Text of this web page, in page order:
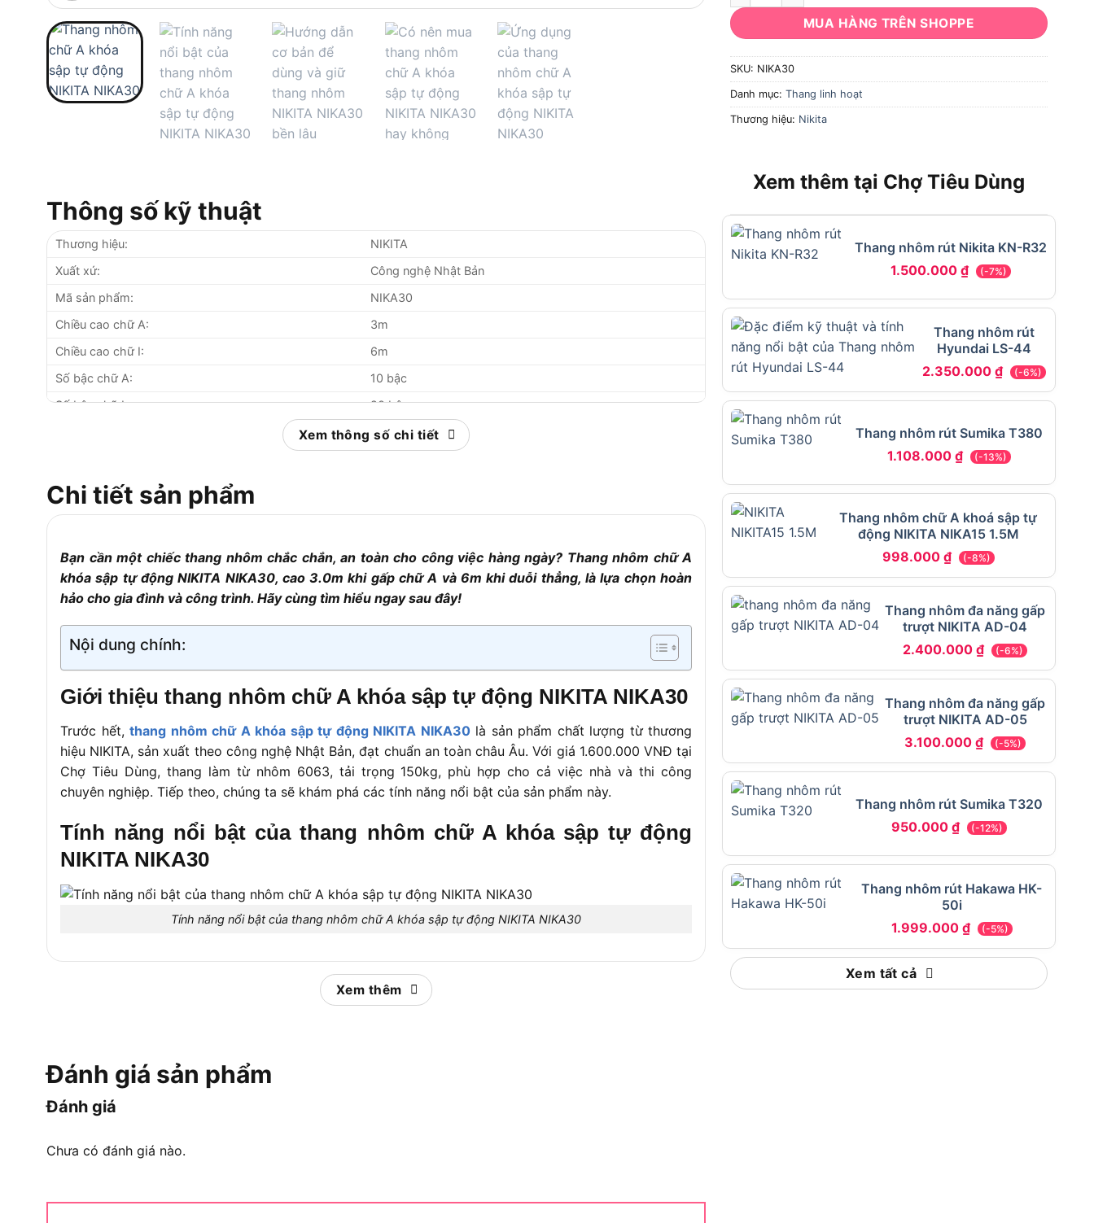
MUA HÀNG TRÊN SHOPPE
SKU: NIKA30
Danh mục: Thang linh hoạt
Thương hiệu: Nikita
Thông số kỹ thuật
Thương hiệu:
NIKITA
Xuất xứ:
Công nghệ Nhật Bản
Mã sản phẩm:
NIKA30
Chiều cao chữ A:
3m
Chiều cao chữ I:
6m
Số bậc chữ A:
10 bậc
Số bậc chữ I:
20 bậc
Nhôm 6063
Độ rộng bản nhôm:
Trang bị:
Đế cao su chống trượt
Bảo hành:
18 tháng
Tải trọng:
150kg
Xem thông số chi tiết
Chi tiết sản phẩm
Bạn cần một chiếc thang nhôm chắc chắn, an toàn cho công việc hàng ngày? Thang nhôm chữ A
khóa sập tự động NIKITA NIKA30, cao 3.0m khi gấp chữ A và 6m khi duỗi thẳng, là lựa chọn hoàn
hảo cho gia đình và công trình. Hãy cùng tìm hiểu ngay sau đây!
Nội dung chính:
Giới thiệu thang nhôm chữ A khóa sập tự động NIKITA NIKA30
Trước hết, thang nhôm chữ A khóa sập tự động NIKITA NIKA30là sản phẩm chất lượng từ thương
hiệu NIKITA, sản xuất theo công nghệ Nhật Bản, đạt chuẩn an toàn châu Âu. Với giá 1.600.000 VNĐ tại
Chợ Tiêu Dùng, thang làm từ nhôm 6063, tải trọng 150kg, phù hợp cho cả việc nhà và thi công
chuyên nghiệp. Tiếp theo, chúng ta sẽ khám phá các tính năng nổi bật của sản phẩm này.
Tính năng nổi bật của thang nhôm chữ A khóa sập tự động
NIKITA NIKA30
Tính năng nổi bật của thang nhôm chữ A khóa sập tự động NIKITA NIKA30
Khóa sập tự động: Lẫy khóa tự sập khi mở hết cữ, đảm bảo an toàn khi chuyển dạng chữ A hoặc I.
Bậc thang chống trượt: Đột dập 3 lần, rãnh tăng ma sát, rộng 3cm, cách nhau 29cm.
Chân cao su chống trượt: Bảo vệ sàn nhà, tăng độ bám trên mọi bề mặt.
Tải trọng cao: Chịu được 150kg, sử dụng an toàn và ổn định.
Tóm tắt tính năng: Thang nhôm chữ A khóa sập tự động NIKITA NIKA30 nổi bật với khóa tự động và
Xem thêm
Đánh giá sản phẩm
Đánh giá
Chưa có đánh giá nào.
Xem thêm tại Chợ Tiêu Dùng
Thang nhôm rút Nikita KN-R32
1.500.000 ₫ (-7%)
Thang nhôm rút
Hyundai LS-44
2.350.000 ₫ (-6%)
Thang nhôm rút Sumika T380
1.108.000₫ (-13%)
Thang nhôm chữ A khoá sập tự
động NIKITA NIKA15 1.5M
998.000 ₫ (-8%)
Thang nhôm đa năng gấp
trượt NIKITA AD-04
2.400.000 ₫ (-6%)
Thang nhôm đa năng gấp
trượt NIKITA AD-05
3.100.000₫ (-5%)
Thang nhôm rút Sumika T320
950.000₫ (-12%)
Thang nhôm rút Hakawa HK-
50i
1.999.000 ₫ (-5%)
Xem tất cả